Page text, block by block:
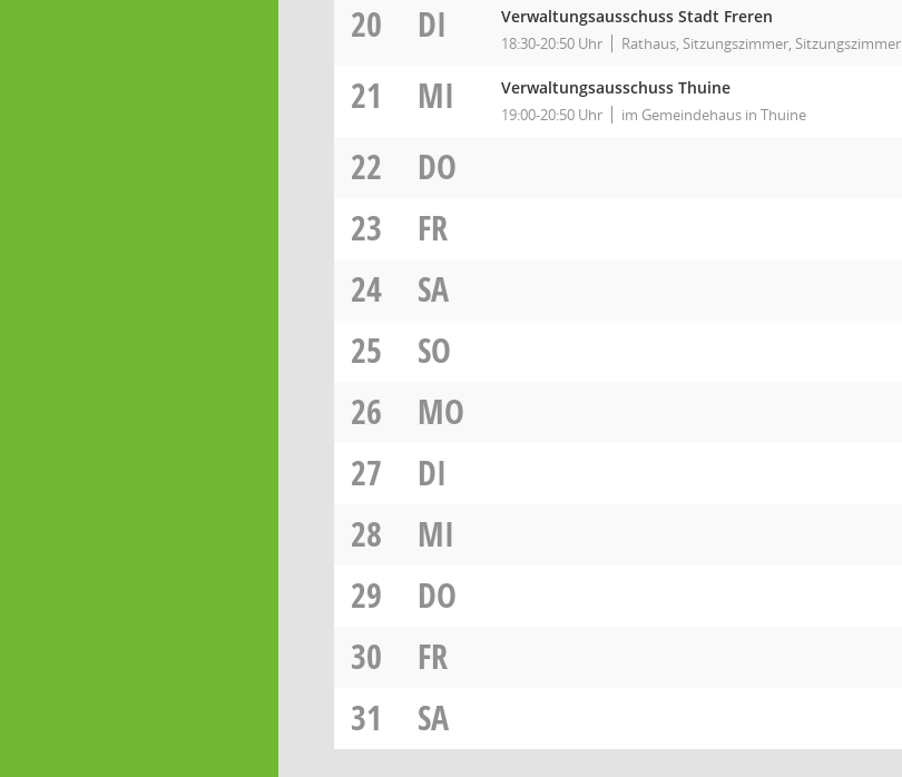
20
DI Verwaltungsausschuss Stadt Freren
18:30-20:50 Uhr Rathaus, Sitzungszimmer, Sitzungszimmer
21 MI Verwaltungsausschuss Thuine
19:00-20:50 Uhr im Gemeindehaus in Thuine
22
DO
23
FR
24
SA
25
SO
26
MO
27
DI
28
MI
29
DO
30
FR
31
SA